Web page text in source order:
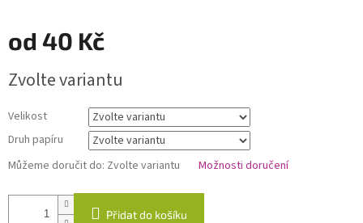
od 40 Kč
cena:
Zvolte variantu
Velikost
Druh papíru
Můžeme doručit do: Zvolte variantu Možnosti doručení
Přidat do košíku